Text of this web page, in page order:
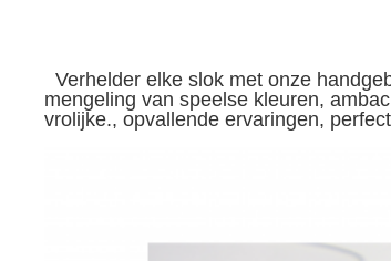
Verhelder elke slok met onze
mengeling van speelse kleuren,
vrolijke., opvallende ervaringen,